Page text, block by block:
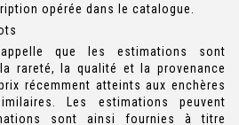
opérée dans le catalogue.
que les estimations sont
rareté, la qualité et la provenance
récemment atteints aux enchères
Les estimations peuvent
sont ainsi fournies à titre